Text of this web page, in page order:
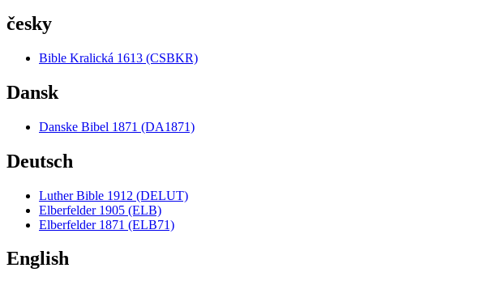
česky
Bible Kralická 1613 (CSBKR)
Dansk
Danske Bibel 1871 (DA1871)
Deutsch
Luther Bible 1912 (DELUT)
Elberfelder 1905 (ELB)
Elberfelder 1871 (ELB71)
English